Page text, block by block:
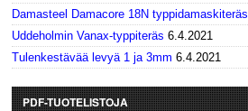
Damasteel Damacore 18N typpidamaskiteräs
Uddeholmin Vanax-typpiteräs 6.4.2021
Tulenkestävää levyä 1 ja 3mm 6.4.2021
PDF-TUOTELISTOJA